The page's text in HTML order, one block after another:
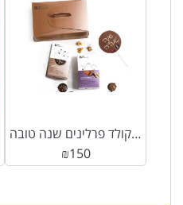
מארז שוקולד פרלינים שנה טובה
₪150